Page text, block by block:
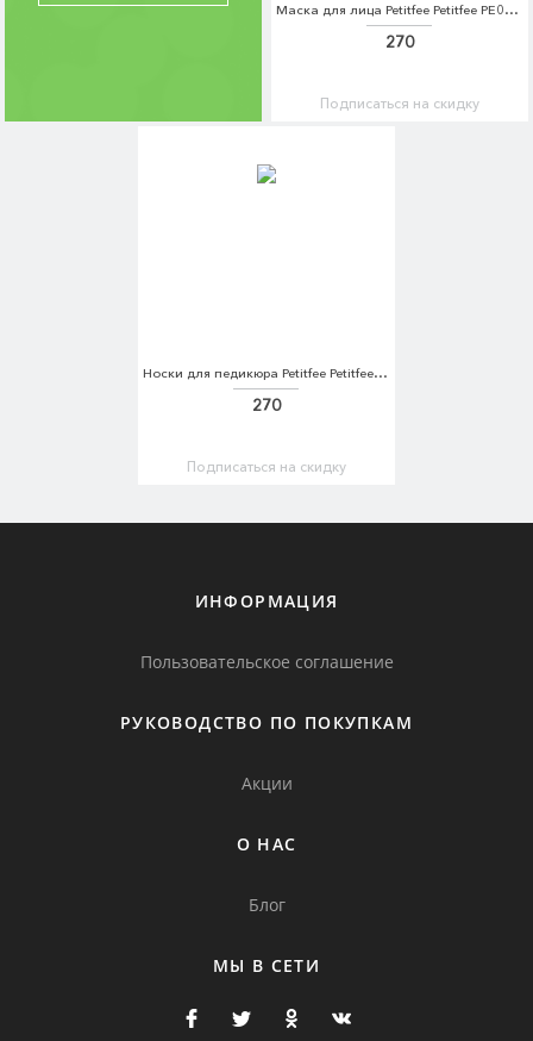
Маска для лица Petitfee Petitfee PE029LWMCB35
270
Подписаться на скидку
Носки для педикюра Petitfee Petitfee PE029LWJBH86
270
Подписаться на скидку
ИНФОРМАЦИЯ
Пользовательское соглашение
РУКОВОДСТВО ПО ПОКУПКАМ
Акции
О НАС
Блог
МЫ В СЕТИ